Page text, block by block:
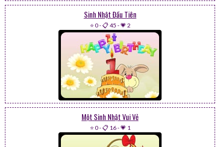
Sinh Nhật Đầu Tiên
⭐ 0-📋 45 -💗 2
Một Sinh Nhật Vui Vẻ
⭐ 0-📋 16-💗 1